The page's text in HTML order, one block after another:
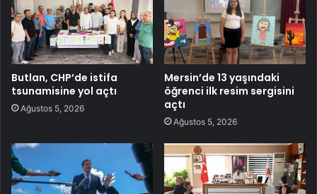
Butlan, CHP’de istifa
tsunamisine yol açtı
Ağustos 5, 2026
Mersin’de 13 yaşındaki
öğrenci ilk resim sergisini
açtı
Ağustos 5, 2026